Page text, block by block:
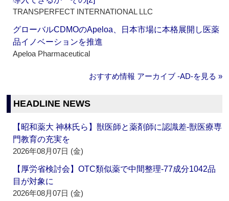
TRANSPERFECT INTERNATIONAL LLC
グローバルCDMOのApeloa、日本市場に本格展開し医薬
品イノベーションを推進
Apeloa Pharmaceutical
おすすめ情報 アーカイブ ‐AD‐を見る »
HEADLINE NEWS
【昭和薬大 神林氏ら】獣医師と薬剤師に認識差‐獣医療専
門教育の充実を
2026年08月07日 (金)
【厚労省検討会】OTC類似薬で中間整理‐77成分1042品
目が対象に
2026年08月07日 (金)